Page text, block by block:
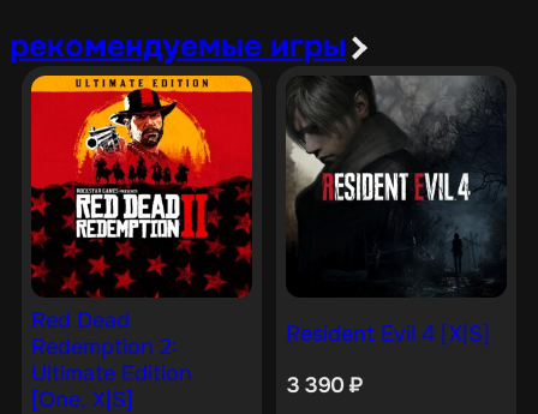
рекомендуемые игры
Red Dead
Redemption 2:
Ultimate Edition
[One, X|S]
Resident Evil 4 [X|S]
3 390₽